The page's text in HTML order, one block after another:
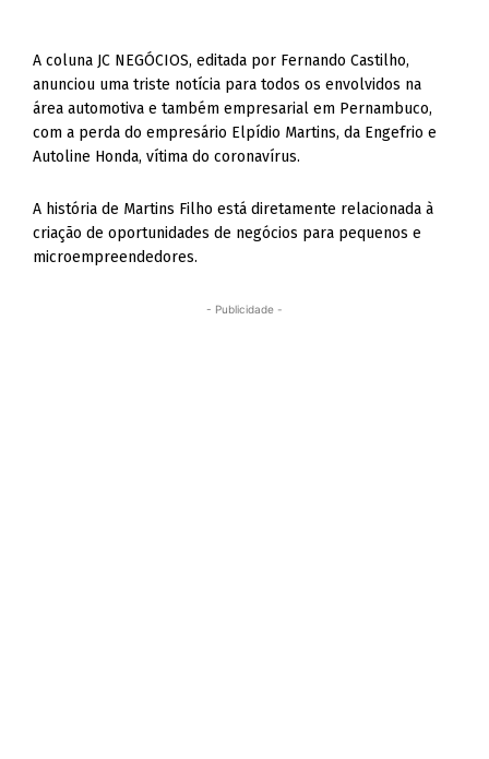
A coluna JC NEGÓCIOS, editada por Fernando Castilho,
anunciou uma triste notícia para todos os envolvidos na
área automotiva e também empresarial em Pernambuco,
com a perda do empresário Elpídio Martins, da Engefrio e
Autoline Honda, vítima do coronavírus.
A história de Martins Filho está diretamente relacionada à
criação de oportunidades de negócios para pequenos e
microempreendedores.
- Publicidade -